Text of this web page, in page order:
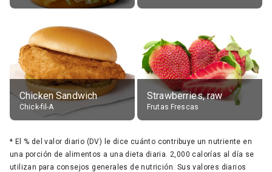
Chicken Sandwich
Chick-fil-A
Strawberries, raw
Frutas Frescas
* El % del valor diario (DV) le dice cuánto contribuye un nutriente en
una porción de alimentos a una dieta diaria. 2,000 calorías al día se
utilizan para consejos generales de nutrición. Sus valores diarios